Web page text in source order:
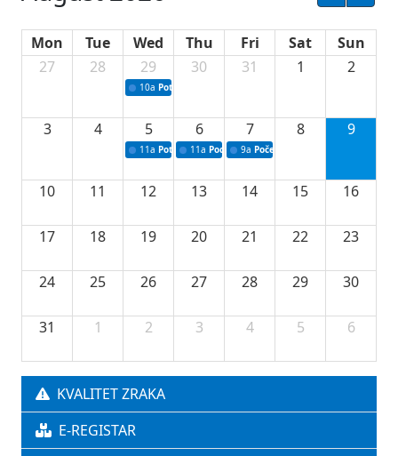
Mon Tue Wed Thu Fri Sat
Sun
27
28 29
10a Potpisivanje ugovora sa neprofitnim
30 31 1 2
3 4 5
11a Potpisivanje ugovora o stipendijama za
6
11a Podrška razvoju vodne infrastrukture u
7
9a Početak izgradnje nove
8 9
10 11 12 13 14 15 16
17 18 19 20 21 22 23
24 25 26 27 28 29 30
31 1 2 3 4 5 6
KVALITET ZRAKA
E-REGISTAR